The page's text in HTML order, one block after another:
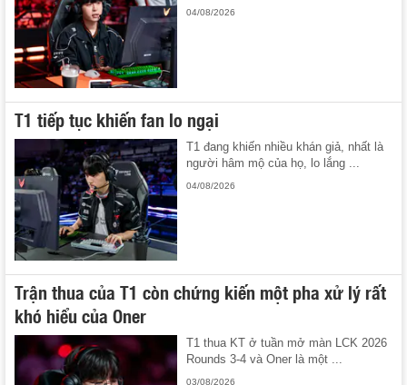
04/08/2026
T1 tiếp tục khiến fan lo ngại
T1 đang khiến nhiều khán giả, nhất là
người hâm mộ của họ, lo lắng ...
04/08/2026
Trận thua của T1 còn chứng kiến một pha xử lý rất
khó hiểu của Oner
T1 thua KT ở tuần mở màn LCK 2026
Rounds 3-4 và Oner là một ...
03/08/2026